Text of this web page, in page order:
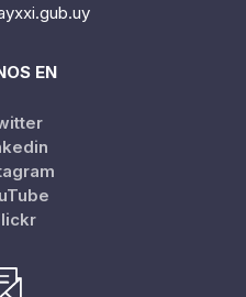
EN